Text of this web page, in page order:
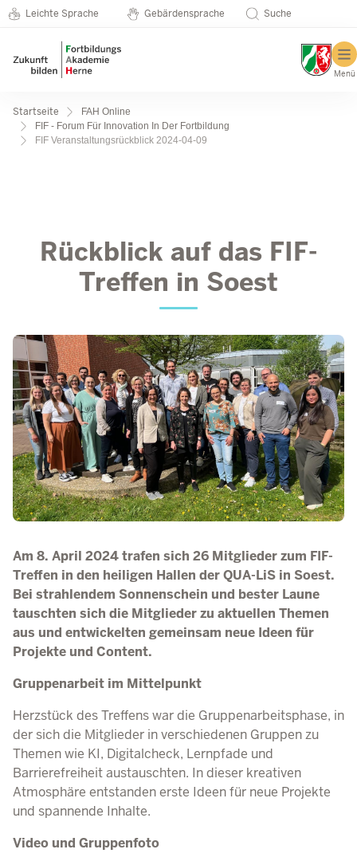
Direkt zum Inhalt Seminarkatalog
Metanavigation
Leichte Sprache Gebärdensprache Suche
Menü
Pfadnavigation
Startseite
FAH Online
FIF - Forum Für Innovation In Der Fortbildung
FIF Veranstaltungsrückblick 2024-04-09
Rückblick auf das FIF-
Treffen in Soest
Am 8. April 2024 trafen sich 26 Mitglieder zum FIF-
Treffen in den heiligen Hallen der QUA-LiS in Soest.
Bei strahlendem Sonnenschein und bester Laune
tauschten sich die Mitglieder zu aktuellen Themen
aus und entwickelten gemeinsam neue Ideen für
Projekte und Content.
Gruppenarbeit im Mittelpunkt
Herzstück des Treffens war die Gruppenarbeitsphase, in
der sich die Mitglieder in verschiedenen Gruppen zu
Themen wie KI, Digitalcheck, Lernpfade und
Barrierefreiheit austauschten. In dieser kreativen
Atmosphäre entstanden erste Ideen für neue Projekte
und spannende Inhalte.
Video und Gruppenfoto